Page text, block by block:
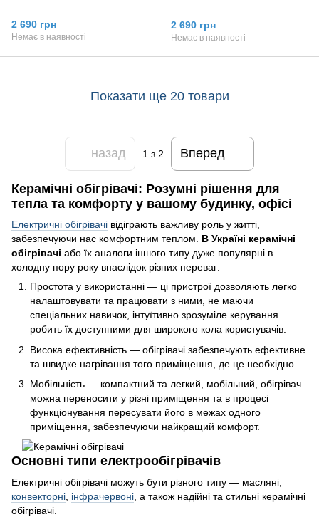
2 690 грн
Немає в наявності
2 690 грн
Немає в наявності
Показати ще 20 товари
назад 1 з 2 Вперед
Керамічні обігрівачі: Розумні рішення для
тепла та комфорту у вашому будинку, офісі
Електричні обігрівачі відіграють важливу роль у житті,
забезпечуючи нас комфортним теплом. В Україні керамічні
обігрівачі або їх аналоги іншого типу дуже популярні в
холодну пору року внаслідок різних переваг:
Простота у використанні — ці пристрої дозволяють легко
налаштовувати та працювати з ними, не маючи
спеціальних навичок, інтуїтивно зрозуміле керування
робить їх доступними для широкого кола користувачів.
Висока ефективність — обігрівачі забезпечують ефективне
та швидке нагрівання того приміщення, де це необхідно.
Мобільність — компактний та легкий, мобільний, обігрівач
можна переносити у різні приміщення та в процесі
функціонування пересувати його в межах одного
приміщення, забезпечуючи найкращий комфорт.
Основні типи електрообігрівачів
Електричні обігрівачі можуть бути різного типу — масляні,
конвекторні інфрачервоні , а також надійні та стильні керамічні
обігрівачі.